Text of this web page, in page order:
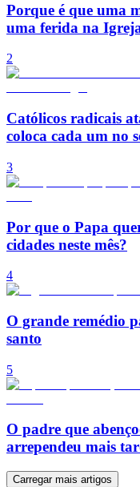
Porque é que uma
uma ferida na
2
Católicos radicais
coloca cada um no
3
Por que o Papa
cidades neste mês?
4
O grande remédio
santo
5
O padre que
arrependeu mais
Carregar mais artigos